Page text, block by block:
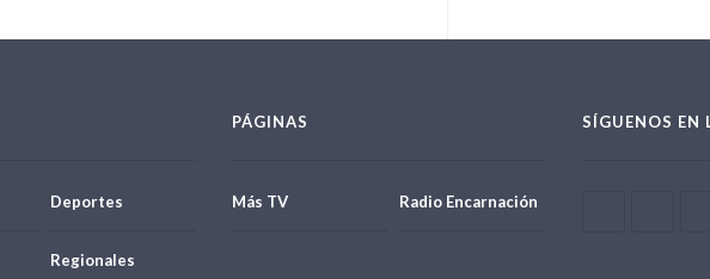
Deportes
Regionales
PÁGINAS
Más TV Radio Encarnación
SÍGUENOS EN